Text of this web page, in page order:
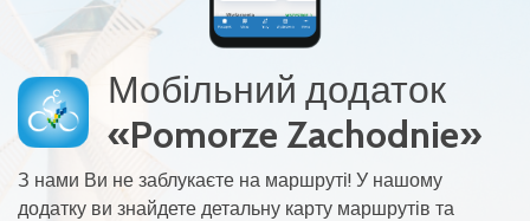
Мобільний додаток
«Pomorze Zachodnie»
З нами Ви не заблукаєте на маршруті! У нашому
додатку ви знайдете детальну карту маршрутів та